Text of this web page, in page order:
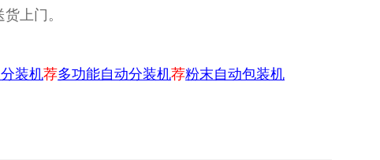
上门。
装机荐多功能自动分装机荐粉末自动包装机